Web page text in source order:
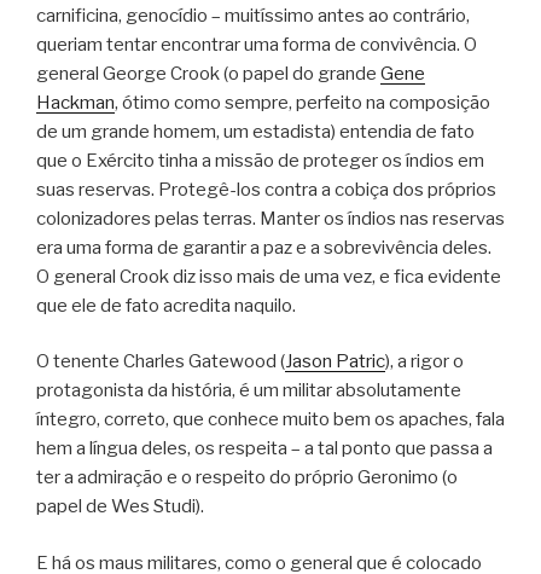
carnificina, genocídio – muitíssimo antes ao contrário,
queriam tentar encontrar uma forma de convivência. O
general George Crook (o papel do grande Gene
Hackman, ótimo como sempre, perfeito na composição
de um grande homem, um estadista) entendia de fato
que o Exército tinha a missão de proteger os índios em
suas reservas. Protegê-los contra a cobiça dos próprios
colonizadores pelas terras. Manter os índios nas reservas
era uma forma de garantir a paz e a sobrevivência deles.
O general Crook diz isso mais de uma vez, e fica evidente
que ele de fato acredita naquilo.
O tenente Charles Gatewood (Jason Patric), a rigor o
protagonista da história, é um militar absolutamente
íntegro, correto, que conhece muito bem os apaches, fala
hem a língua deles, os respeita – a tal ponto que passa a
ter a admiração e o respeito do próprio Geronimo (o
papel de Wes Studi).
E há os maus militares, como o general que é colocado